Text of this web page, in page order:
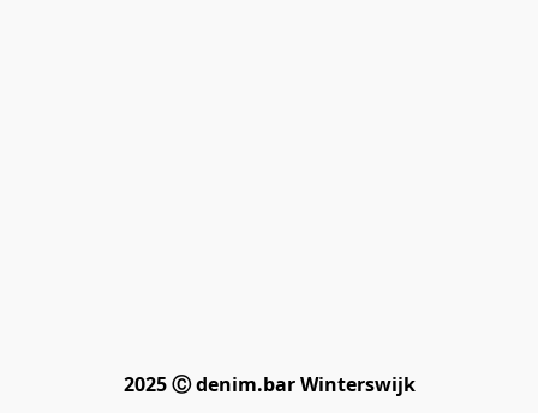
2025 Ⓒ denim.bar Winterswijk